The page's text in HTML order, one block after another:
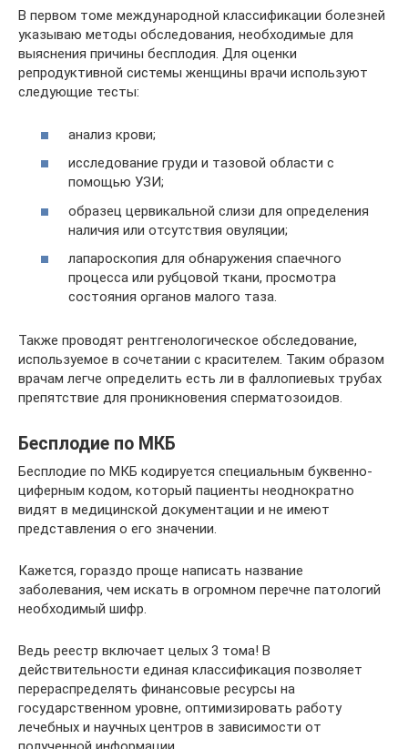
В первом томе международной классификации болезней
указываю методы обследования, необходимые для
выяснения причины бесплодия. Для оценки
репродуктивной системы женщины врачи используют
следующие тесты:
анализ крови;
исследование груди и тазовой области с
помощью УЗИ;
образец цервикальной слизи для определения
наличия или отсутствия овуляции;
лапароскопия для обнаружения спаечного
процесса или рубцовой ткани, просмотра
состояния органов малого таза.
Также проводят рентгенологическое обследование,
используемое в сочетании с красителем. Таким образом
врачам легче определить есть ли в фаллопиевых трубах
препятствие для проникновения сперматозоидов.
Бесплодие по МКБ
Бесплодие по МКБ кодируется специальным буквенно-
циферным кодом, который пациенты неоднократно
видят в медицинской документации и не имеют
представления о его значении.
Кажется, гораздо проще написать название
заболевания, чем искать в огромном перечне патологий
необходимый шифр.
Ведь реестр включает целых 3 тома! В
действительности единая классификация позволяет
перераспределять финансовые ресурсы на
государственном уровне, оптимизировать работу
лечебных и научных центров в зависимости от